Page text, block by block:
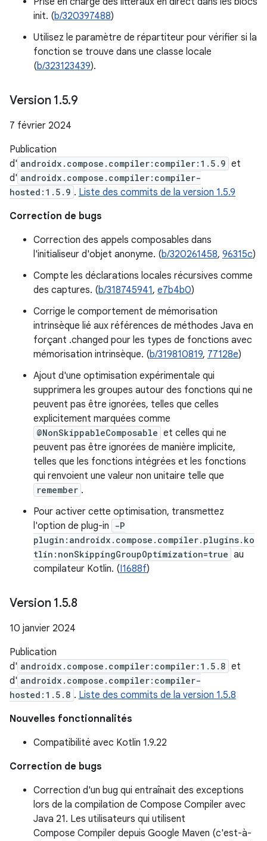
init. (b/320397488)
Utilisez le paramètre de répartiteur pour vérifier si la
fonction se trouve dans une classe locale
(b/323123439).
Version 1.5.9
7 février 2024
Publication
d' androidx.compose.compiler:compiler:1.5.9 et
d' androidx.compose.compiler:compiler-
hosted:1.5.9 . Liste des commits de la version 1.5.9
Correction de bugs
Correction des appels composables dans
l'initialiseur d'objet anonyme. (b/320261458, 96315c)
Compte les déclarations locales récursives comme
des captures. (b/318745941, e7b4b0)
Corrige le comportement de mémorisation
intrinsèque lié aux références de méthodes Java en
forçant .changed pour les types de fonctions avec
mémorisation intrinsèque. (b/319810819, 77128e)
Ajout d'une optimisation expérimentale qui
supprimera les groupes autour des fonctions qui ne
peuvent pas être ignorées, telles que celles
explicitement marquées comme
@NonSkippableComposable et celles qui ne
peuvent pas être ignorées de manière implicite,
telles que les fonctions intégrées et les fonctions
qui renvoient une valeur non unitaire telle que
remember .
Pour activer cette optimisation, transmettez
l'option de plug-in
-P
plugin:androidx.compose.compiler.plugins.ko
tlin:nonSkippingGroupOptimization=true au
compilateur Kotlin. (I1688f)
Version 1.5.8
10 janvier 2024
Publication
d' androidx.compose.compiler:compiler:1.5.8 et
d' androidx.compose.compiler:compiler-
hosted:1.5.8 . Liste des commits de la version 1.5.8
Nouvelles fonctionnalités
Compatibilité avec Kotlin 1.9.22
Correction de bugs
Correction d'un bug qui entraînait des exceptions
lors de la compilation de Compose Compiler avec
Java 21. Les utilisateurs qui utilisent
Compose Compiler depuis Google Maven (c'est-à-